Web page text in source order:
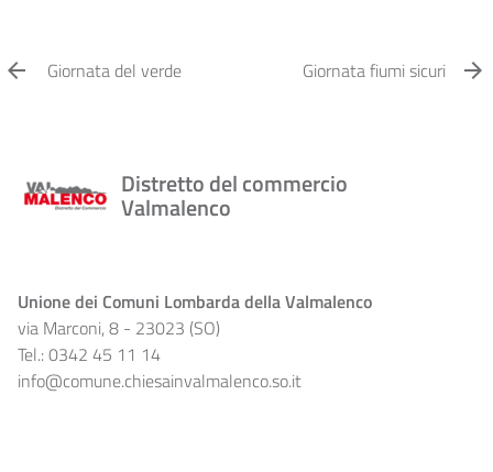
Giornata del verde Giornata fiumi sicuri
Distretto del commercio
Valmalenco
Unione dei Comuni Lombarda della Valmalenco
via Marconi, 8 - 23023 (SO)
Tel.: 0342 45 11 14
info@comune.chiesainvalmalenco.so.it